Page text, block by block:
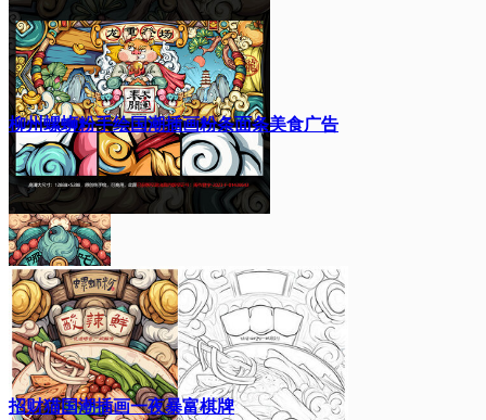
物手机壳
柳州螺蛳粉手绘国潮插画粉条面条美食广告
招财猫国潮插画一夜暴富棋牌